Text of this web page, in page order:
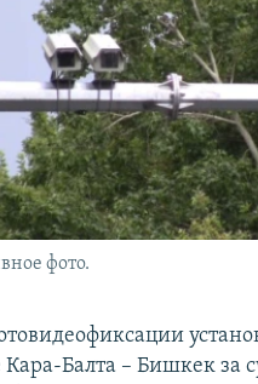
фото.
Кара-Балта – Бишкек за